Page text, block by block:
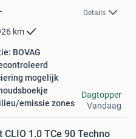
Details
km
BOVAG
mogelijk
emissie zones
Dagtopper
Vandaag
CLIO 1.0 TCe 90 Techno